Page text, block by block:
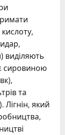
виділяють
сировиною
та
який